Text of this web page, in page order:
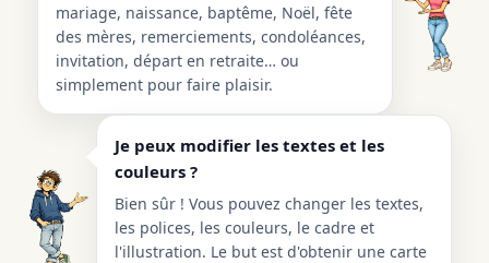
mariage, naissance, baptême, Noël, fête
des mères, remerciements, condoléances,
invitation, départ en retraite… ou
simplement pour faire plaisir.
Je peux modifier les textes et les
couleurs ?
Bien sûr ! Vous pouvez changer les textes,
les polices, les couleurs, le cadre et
l'illustration. Le but est d'obtenir une carte